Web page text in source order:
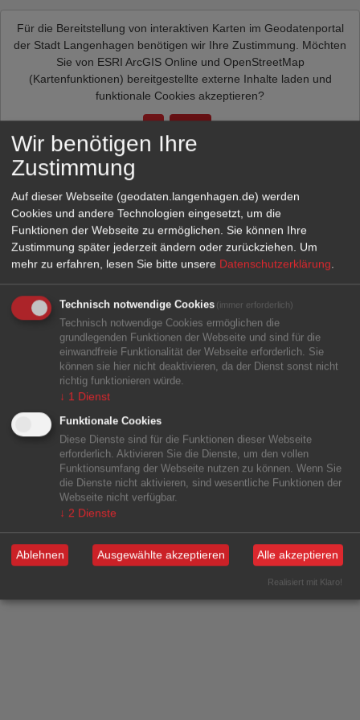
Für die Bereitstellung von interaktiven Karten im Geodatenportal
der Stadt Langenhagen benötigen wir Ihre Zustimmung. Möchten
Sie von ESRI ArcGIS Online und OpenStreetMap
(Kartenfunktionen) bereitgestellte externe Inhalte laden und
funktionale Cookies akzeptieren?
Ja Immer
Wir benötigen Ihre
Zustimmung
Auf dieser Webseite (geodaten.langenhagen.de) werden
Cookies und andere Technologien eingesetzt, um die
Funktionen der Webseite zu ermöglichen. Sie können Ihre
Zustimmung später jederzeit ändern oder zurückziehen. Um
mehr zu erfahren, lesen Sie bitte unsere Datenschutzerklärung
Technisch notwendige Cookies (immer erforderlich)
Technisch notwendige Cookies ermöglichen die
grundlegenden Funktionen der Webseite und sind für die
einwandfreie Funktionalität der Webseite erforderlich. Sie
können sie hier nicht deaktivieren, da der Dienst sonst nicht
richtig funktionieren würde.
↓ 1 Dienst
Funktionale Cookies
Diese Dienste sind für die Funktionen dieser Webseite
erforderlich. Aktivieren Sie die Dienste, um den vollen
Funktionsumfang der Webseite nutzen zu können. Wenn Sie
die Dienste nicht aktivieren, sind wesentliche Funktionen der
Webseite nicht verfügbar.
↓ 2 Dienste
Ablehnen Ausgewählte akzeptieren Alle akzeptieren
Realisiert mit Klaro!